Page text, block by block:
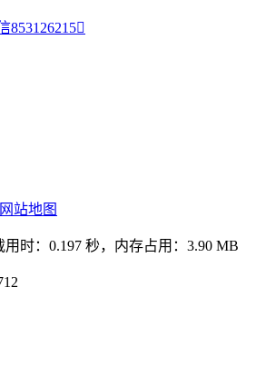
853126215
网站地图
时：0.197 秒，内存占用：3.90 MB